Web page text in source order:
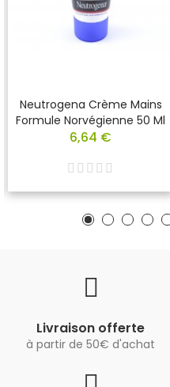
Neutrogena Crème Mains
Formule Norvégienne 50 Ml
6,64 €
Livraison offerte
à partir de 50€ d'achat